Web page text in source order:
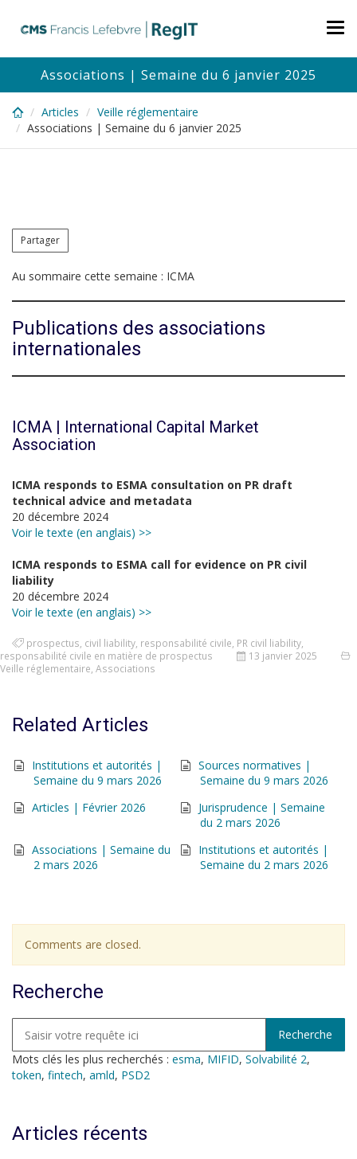
content
Associations | Semaine du 6 janvier 2025
Articles
Veille réglementaire
Associations | Semaine du 6 janvier 2025
Partager
Au sommaire cette semaine : ICMA
Publications des associations
internationales
ICMA | International Capital Market
Association
ICMA responds to ESMA consultation on PR draft
technical advice and metadata
20 décembre 2024
Voir le texte (en anglais) >>
ICMA responds to ESMA call for evidence on PR civil
liability
20 décembre 2024
Voir le texte (en anglais) >>
prospectus civil liability responsabilité civile PR civil liability
responsabilité civile en matière de prospectus
13 janvier 2025
Veille réglementaire Associations
Related Articles
Institutions et autorités |
Semaine du 9 mars 2026
Sources normatives |
Semaine du 9 mars 2026
Articles | Février 2026
Jurisprudence | Semaine
du 2 mars 2026
Associations | Semaine du
2 mars 2026
Institutions et autorités |
Semaine du 2 mars 2026
Comments are closed.
Recherche
Mots clés les plus recherchés : esma, MIFID, Solvabilité 2,
token, fintech, amld, PSD2
Articles récents